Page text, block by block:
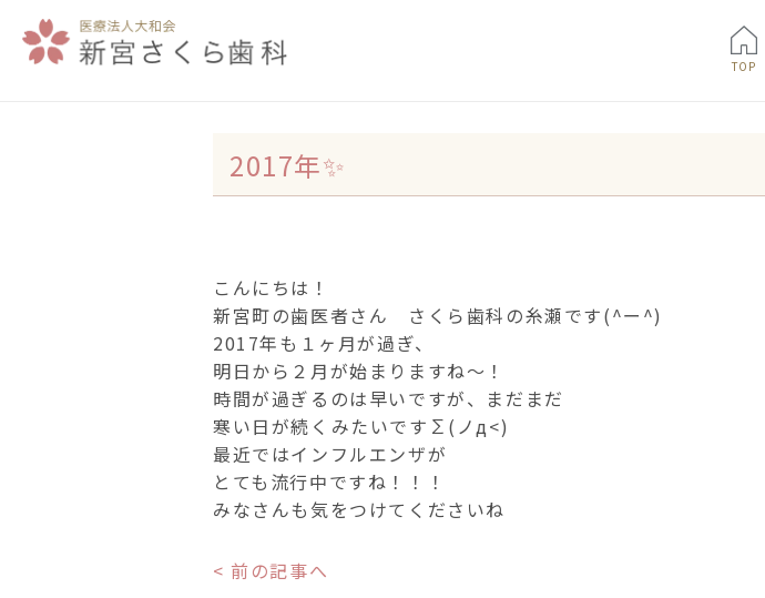
TOP
2017年✨
こんにちは！
新宮町の歯医者さん さくら歯科の糸瀬です(^ー^)
2017年も１ヶ月が過ぎ、
明日から２月が始まりますね～！
時間が過ぎるのは早いですが、まだまだ
寒い日が続くみたいですΣ(ノд<)
最近ではインフルエンザが
とても流行中ですね！！！
みなさんも気をつけてくださいね
< 前の記事へ